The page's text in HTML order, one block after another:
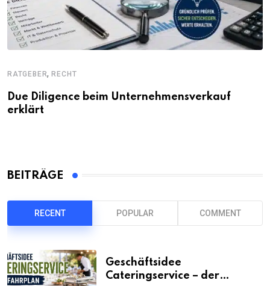
RATGEBER,RECHT
Due Diligence beim Unternehmensverkauf
erklärt
BEITRÄGE
RECENT POPULAR COMMENT
Geschäftsidee
Cateringservice – der